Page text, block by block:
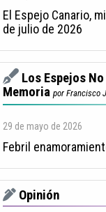
El Espejo Canario,
de julio de 2026
Los Espejos
Memoria por Francisco
29 de mayo de 2026
Febril
Opinión